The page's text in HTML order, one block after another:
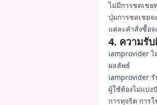
ไม่มีการชดเชย
ปุ่มการชดเชยจ
แต่ละคำสั่งซื้อจ
4. ความรั
iamprovider
ผลลัพธ์
iamprovider รั
ผู้ใช้ต้องไม่แบ่
การทุจริต การ